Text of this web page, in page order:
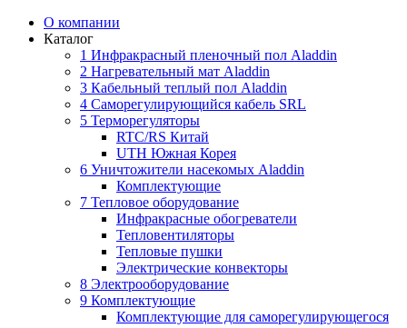
О компании
Каталог
1 Инфракрасный пленочный пол Aladdin
2 Нагревательный мат Aladdin
3 Кабельный теплый пол Aladdin
4 Саморегулирующийся кабель SRL
5 Терморегуляторы
RTC/RS Китай
UTH Южная Корея
6 Уничтожители насекомых Aladdin
Комплектующие
7 Тепловое оборудование
Инфракрасные обогреватели
Тепловентиляторы
Тепловые пушки
Электрические конвекторы
8 Электрооборудование
9 Комплектующие
Комплектующие для саморегулирующегося